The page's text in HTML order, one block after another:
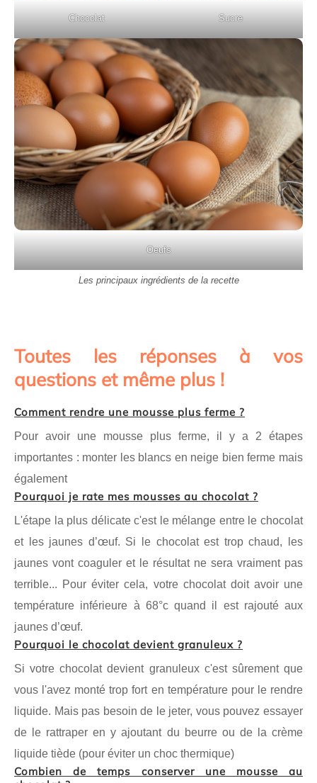
Chocolat Sucre
Oeufs
Les principaux ingrédients de la recette
Toutes les réponses à vos
questions et même plus !
Comment rendre une mousse plus ferme ?
Pour avoir une mousse plus ferme, il y a 2 étapes
importantes : monter les blancs en neige bien ferme mais
également
Pourquoi je rate mes mousses au chocolat ?
L'étape la plus délicate c'est le mélange entre le chocolat
et les jaunes d’œuf. Si le chocolat est trop chaud, les
jaunes vont coaguler et le résultat ne sera vraiment pas
terrible... Pour éviter cela, votre chocolat doit avoir une
température inférieure à 68°c quand il est rajouté aux
jaunes d’œuf.
Pourquoi le chocolat devient granuleux ?
Si votre chocolat devient granuleux c'est sûrement que
vous l'avez monté trop fort en température pour le rendre
liquide. Mais pas besoin de le jeter, vous pouvez essayer
de le rattraper en y ajoutant du beurre ou de la crème
liquide tiède (pour éviter un choc thermique)
Combien de temps conserver une mousse au